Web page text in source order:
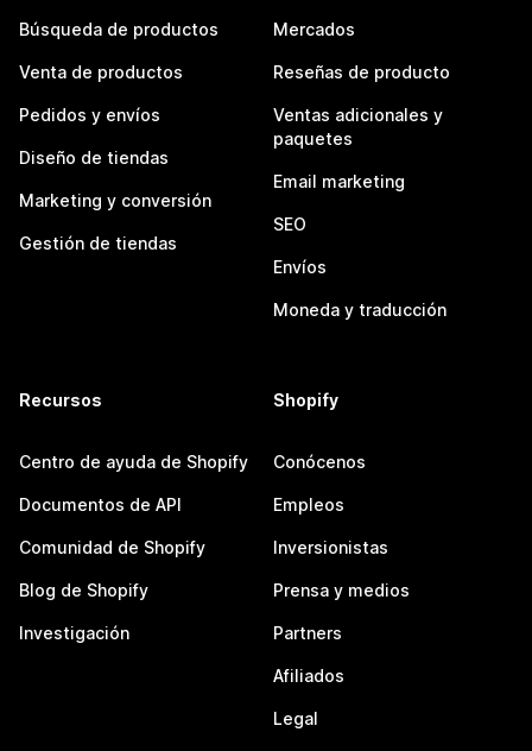
Búsqueda de productos
Venta de productos
Pedidos y envíos
Diseño de tiendas
Marketing y conversión
Gestión de tiendas
Mercados
Reseñas de producto
Ventas adicionales y
paquetes
Email marketing
SEO
Envíos
Moneda y traducción
Recursos
Centro de ayuda de Shopify
Documentos de API
Comunidad de Shopify
Blog de Shopify
Investigación
Shopify
Conócenos
Empleos
Inversionistas
Prensa y medios
Partners
Afiliados
Legal